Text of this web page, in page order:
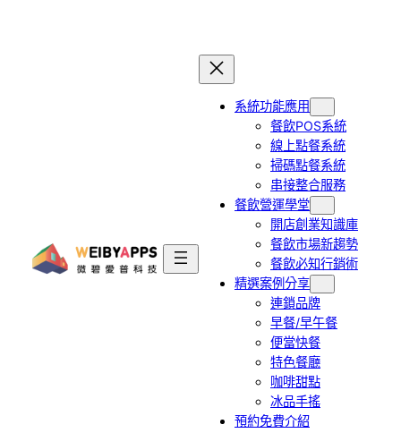
系統功能應用
餐飲POS系統
線上點餐系統
掃碼點餐系統
串接整合服務
餐飲營運學堂
開店創業知識庫
餐飲市場新趨勢
餐飲必知行銷術
精選案例分享
連鎖品牌
早餐/早午餐
便當快餐
特色餐廳
咖啡甜點
冰品手搖
預約免費介紹